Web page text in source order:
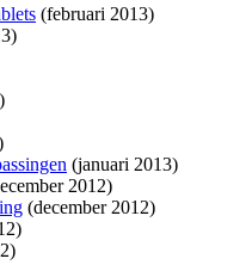
(februari 2013)
(januari 2013)
2012)
(december 2012)